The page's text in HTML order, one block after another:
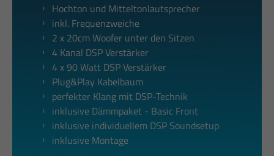
Hochton und Mitteltonlautsprecher
inkl. Frequenzweiche
2 x 20cm Woofer unter den Sitzen
4 Kanal DSP Verstärker
4 x 90 Watt DSP Verstärker
Plug&Play Kabelbaum
perfekter Klang mit DSP-Technik
inklusive Dämmpaket - Basic Front
inklusive individuellem DSP Soundsetup
inklusive Montage